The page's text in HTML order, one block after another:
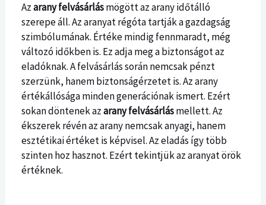
Azarany felvásárlásmögött az arany időtálló
szerepe áll. Az aranyat régóta tartják a gazdagság
szimbólumának. Értéke mindig fennmaradt, még
változó időkben is. Ez adja meg a biztonságot az
eladóknak. A felvásárlás során nemcsak pénzt
szerzünk, hanem biztonságérzetet is. Az arany
értékállósága minden generációnak ismert. Ezért
sokan döntenek azarany felvásárlásmellett. Az
ékszerek révén az arany nemcsak anyagi, hanem
esztétikai értéket is képvisel. Az eladás így több
szinten hoz hasznot. Ezért tekintjük az aranyat örök
értéknek.